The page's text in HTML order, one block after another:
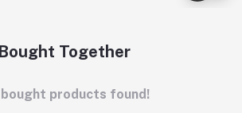
Together
products found!